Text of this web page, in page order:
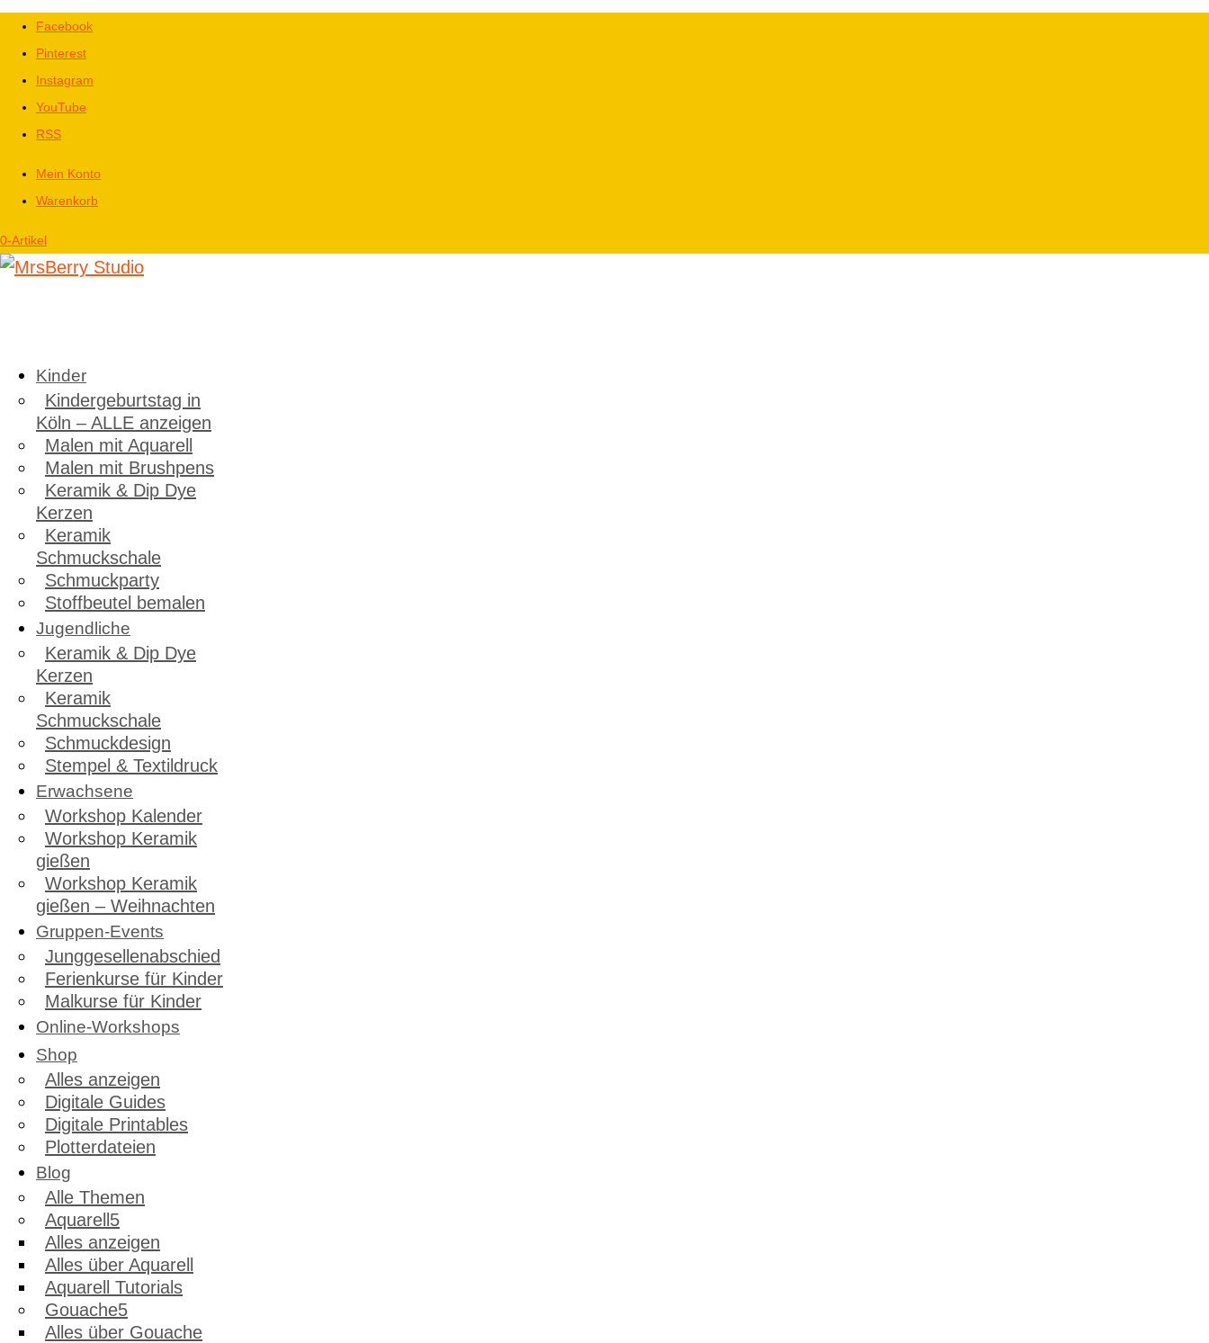
Facebook
Pinterest
Instagram
YouTube
RSS
Mein Konto
Warenkorb
0-Artikel
Kinder
Kindergeburtstag in
Köln – ALLE anzeigen
Malen mit Aquarell
Malen mit Brushpens
Keramik & Dip Dye
Kerzen
Keramik
Schmuckschale
Schmuckparty
Stoffbeutel bemalen
Jugendliche
Keramik & Dip Dye
Kerzen
Keramik
Schmuckschale
Schmuckdesign
Stempel & Textildruck
Erwachsene
Workshop Kalender
Workshop Keramik
gießen
Workshop Keramik
gießen – Weihnachten
Gruppen-Events
Junggesellenabschied
Ferienkurse für Kinder
Malkurse für Kinder
Online-Workshops
Shop
Alles anzeigen
Digitale Guides
Digitale Printables
Plotterdateien
Blog
Alle Themen
Aquarell
Alles anzeigen
Alles über Aquarell
Aquarell Tutorials
Gouache
Alles über Gouache